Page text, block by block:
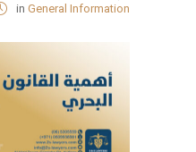
in General Information